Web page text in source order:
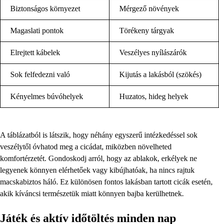
Biztonságos környezet Mérgező növények
Magaslati pontok Törékeny tárgyak
Elrejtett kábelek Veszélyes nyílászárók
Sok felfedezni való Kijutás a lakásból (szökés)
Kényelmes búvóhelyek Huzatos, hideg helyek
A táblázatból is látszik, hogy néhány egyszerű intézkedéssel sok
veszélytől óvhatod meg a cicádat, miközben növelheted
komfortérzetét. Gondoskodj arról, hogy az ablakok, erkélyek ne
legyenek könnyen elérhetőek vagy kibújhatóak, ha nincs rajtuk
macskabiztos háló. Ez különösen fontos lakásban tartott cicák esetén,
akik kíváncsi természetük miatt könnyen bajba kerülhetnek.
Játék és aktív időtöltés minden nap